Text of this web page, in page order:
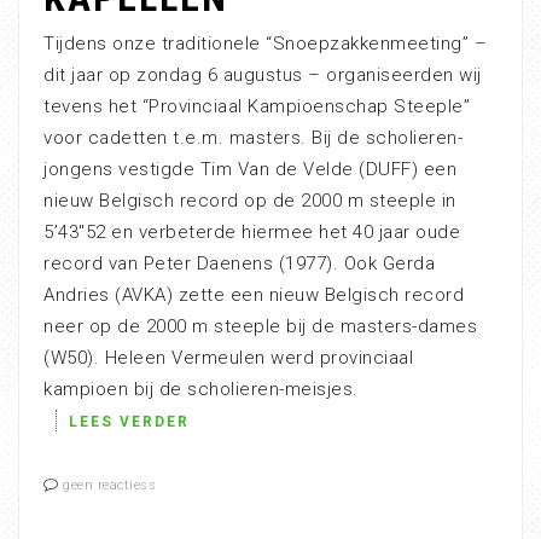
Tijdens onze traditionele “Snoepzakkenmeeting” –
dit jaar op zondag 6 augustus – organiseerden wij
tevens het “Provinciaal Kampioenschap Steeple”
voor cadetten t.e.m. masters. Bij de scholieren-
jongens vestigde Tim Van de Velde (DUFF) een
nieuw Belgisch record op de 2000 m steeple in
5’43″52 en verbeterde hiermee het 40 jaar oude
record van Peter Daenens (1977). Ook Gerda
Andries (AVKA) zette een nieuw Belgisch record
neer op de 2000 m steeple bij de masters-dames
(W50). Heleen Vermeulen werd provinciaal
kampioen bij de scholieren-meisjes.
LEES VERDER
geen reactiess